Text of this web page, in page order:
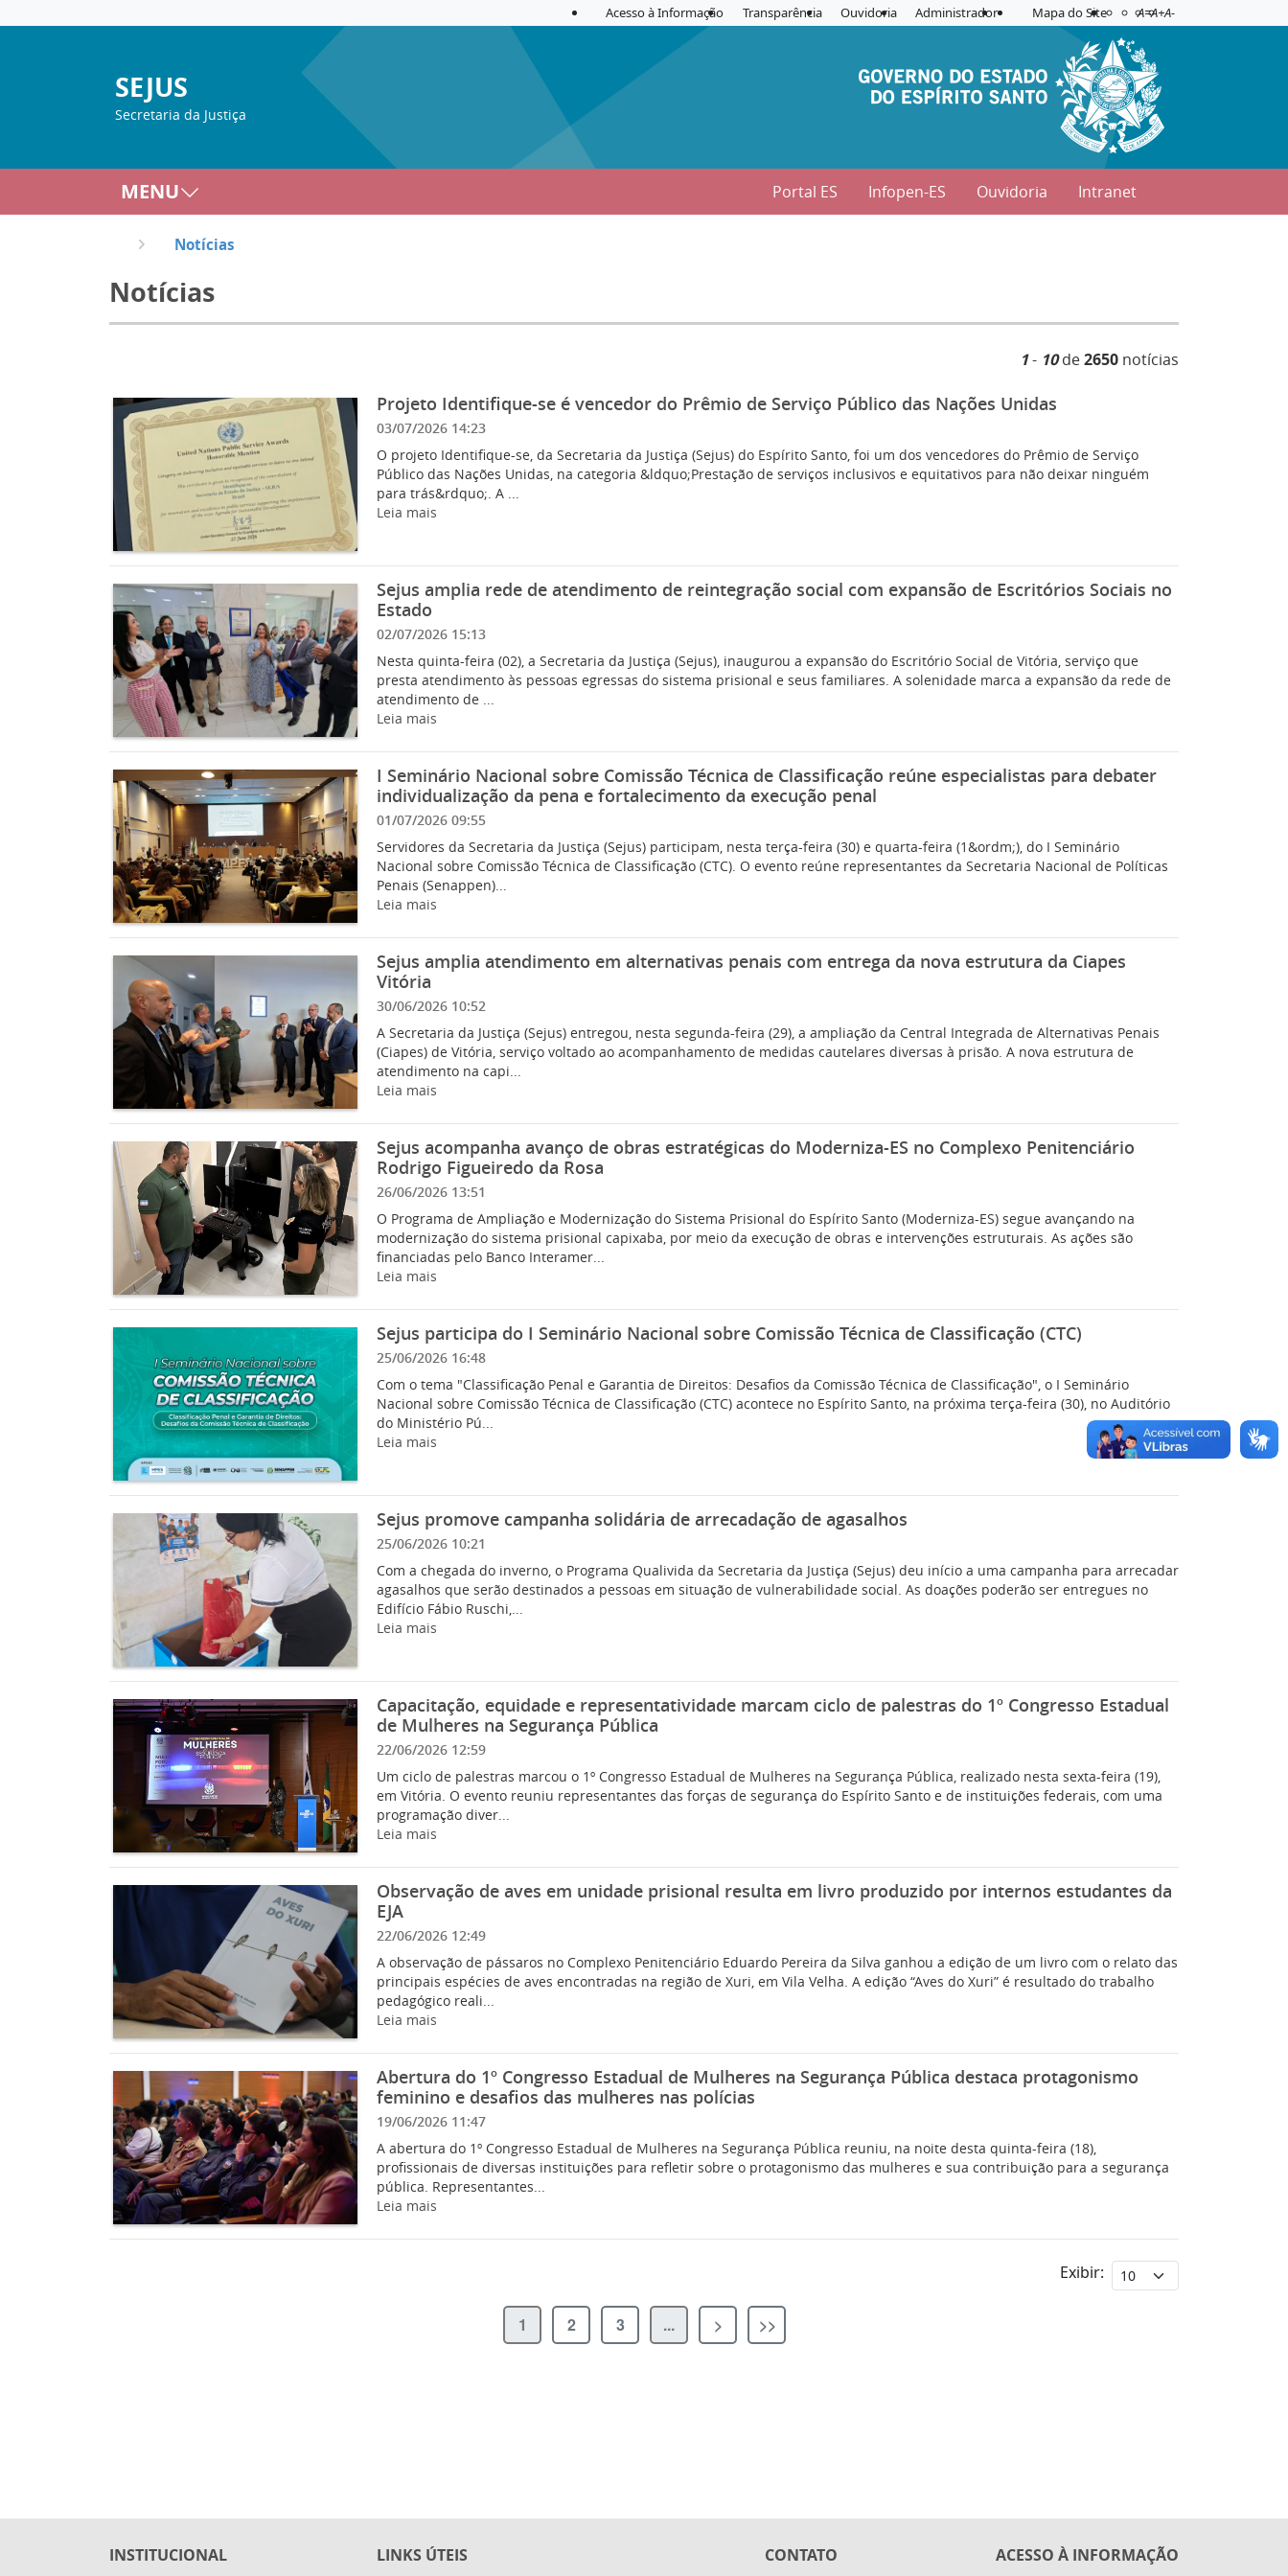
Acesso à Informação Transparência Ouvidoria Administrador Mapa do Site Acessibilidade
Aplicar contraste
A=A+A-
SEJUS
Secretaria da Justiça
MENU Portal ES Infopen-ES Ouvidoria Intranet
Notícias
Notícias
1- 10de2650 notícias
Projeto Identifique-se é vencedor do Prêmio de Serviço Público das Nações Unidas
03/07/2026 14:23
O projeto Identifique-se, da Secretaria da Justiça (Sejus) do Espírito Santo, foi um dos vencedores do Prêmio de Serviço
Público das Nações Unidas, na categoria &ldquo;Prestação de serviços inclusivos e equitativos para não deixar ninguém
para trás&rdquo;. A ...
Leia mais
Sejus amplia rede de atendimento de reintegração social com expansão de Escritórios Sociais no
Estado
02/07/2026 15:13
Nesta quinta-feira (02), a Secretaria da Justiça (Sejus), inaugurou a expansão do Escritório Social de Vitória, serviço que
presta atendimento às pessoas egressas do sistema prisional e seus familiares. A solenidade marca a expansão da rede de
atendimento de ...
Leia mais
I Seminário Nacional sobre Comissão Técnica de Classificação reúne especialistas para debater
individualização da pena e fortalecimento da execução penal
01/07/2026 09:55
Servidores da Secretaria da Justiça (Sejus) participam, nesta terça-feira (30) e quarta-feira (1&ordm;), do I Seminário
Nacional sobre Comissão Técnica de Classificação (CTC). O evento reúne representantes da Secretaria Nacional de Políticas
Penais (Senappen)...
Leia mais
Sejus amplia atendimento em alternativas penais com entrega da nova estrutura da Ciapes
Vitória
30/06/2026 10:52
A Secretaria da Justiça (Sejus) entregou, nesta segunda-feira (29), a ampliação da Central Integrada de Alternativas Penais
(Ciapes) de Vitória, serviço voltado ao acompanhamento de medidas cautelares diversas à prisão. A nova estrutura de
atendimento na capi...
Leia mais
Sejus acompanha avanço de obras estratégicas do Moderniza-ES no Complexo Penitenciário
Rodrigo Figueiredo da Rosa
26/06/2026 13:51
O Programa de Ampliação e Modernização do Sistema Prisional do Espírito Santo (Moderniza-ES) segue avançando na
modernização do sistema prisional capixaba, por meio da execução de obras e intervenções estruturais. As ações são
financiadas pelo Banco Interamer...
Leia mais
Sejus participa do I Seminário Nacional sobre Comissão Técnica de Classificação (CTC)
25/06/2026 16:48
Com o tema "Classificação Penal e Garantia de Direitos: Desafios da Comissão Técnica de Classificação", o I Seminário
Nacional sobre Comissão Técnica de Classificação (CTC) acontece no Espírito Santo, na próxima terça-feira (30), no Auditório
do Ministério Pú...
Leia mais
Sejus promove campanha solidária de arrecadação de agasalhos
25/06/2026 10:21
Com a chegada do inverno, o Programa Qualivida da Secretaria da Justiça (Sejus) deu início a uma campanha para arrecadar
agasalhos que serão destinados a pessoas em situação de vulnerabilidade social. As doações poderão ser entregues no
Edifício Fábio Ruschi,...
Leia mais
Capacitação, equidade e representatividade marcam ciclo de palestras do 1º Congresso Estadual
de Mulheres na Segurança Pública
22/06/2026 12:59
Um ciclo de palestras marcou o 1º Congresso Estadual de Mulheres na Segurança Pública, realizado nesta sexta-feira (19),
em Vitória. O evento reuniu representantes das forças de segurança do Espírito Santo e de instituições federais, com uma
programação diver...
Leia mais
Observação de aves em unidade prisional resulta em livro produzido por internos estudantes da
EJA
22/06/2026 12:49
A observação de pássaros no Complexo Penitenciário Eduardo Pereira da Silva ganhou a edição de um livro com o relato das
principais espécies de aves encontradas na região de Xuri, em Vila Velha. A edição “Aves do Xuri” é resultado do trabalho
pedagógico reali...
Leia mais
Abertura do 1º Congresso Estadual de Mulheres na Segurança Pública destaca protagonismo
feminino e desafios das mulheres nas polícias
19/06/2026 11:47
A abertura do 1º Congresso Estadual de Mulheres na Segurança Pública reuniu, na noite desta quinta-feira (18),
profissionais de diversas instituições para refletir sobre o protagonismo das mulheres e sua contribuição para a segurança
pública. Representantes...
Leia mais
Exibir:
1 2 3 ... > >>
INSTITUCIONAL LINKS ÚTEIS CONTATO ACESSO À INFORMAÇÃO